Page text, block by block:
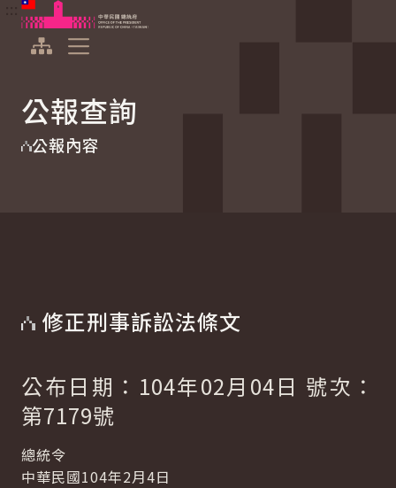
跳到主要內容
中華民國總統府
公報查詢
公報內容
修正刑事訴訟法條文
公布日期：104年02月04日 號次：
第7179號
總統令
中華民國104年2月4日